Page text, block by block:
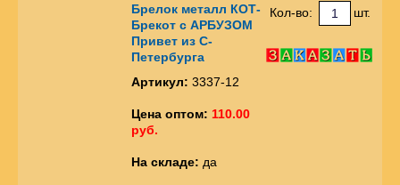
Брелок металл КОТ-
Брекот с АРБУЗОМ
Привет из С-
Петербурга
Артикул: 3337-12
Цена оптом: 110.00
руб.
На складе: да
Кол-во: шт.